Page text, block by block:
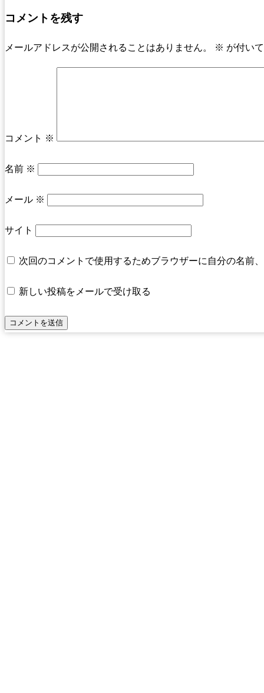
コメントを残す
メールアドレスが公開されることはありません。 ※ が付い
コメント ※
名前 ※
メール ※
サイト
次回のコメントで使用するためブラウザーに自分の名前
新しい投稿をメールで受け取る